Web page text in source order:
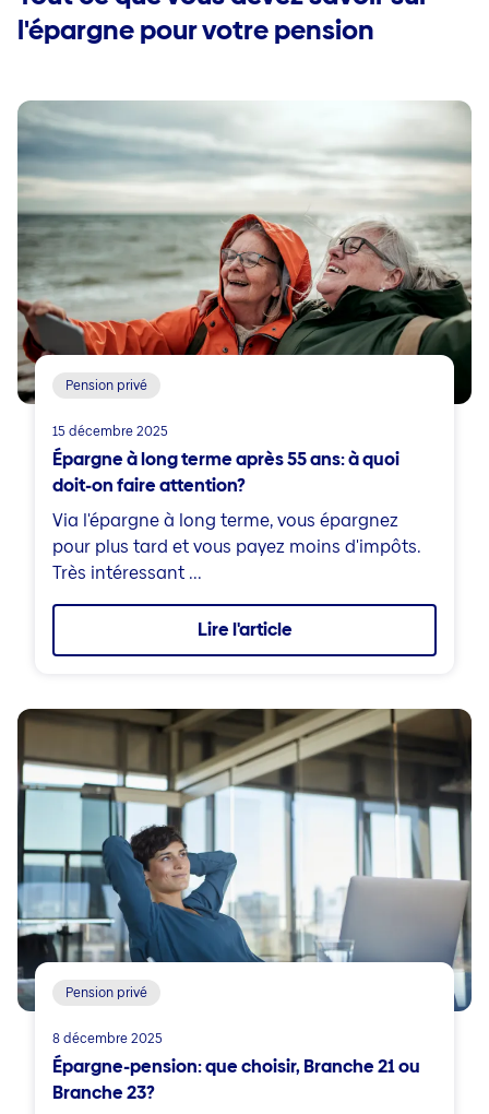
l'épargne pour votre pension
Pension privé
15 décembre 2025
Épargne à long terme après 55 ans: à quoi
doit-on faire attention?
Via l'épargne à long terme, vous épargnez
pour plus tard et vous payez moins d'impôts.
Très intéressant ...
Lire l'article
Pension privé
8 décembre 2025
Épargne-pension: que choisir, Branche 21 ou
Branche 23?